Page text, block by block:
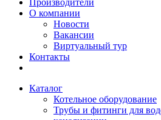
Производители
О компании
Новости
Вакансии
Виртуальный тур
Контакты
Каталог
Котельное оборудование
Трубы и фитинги для